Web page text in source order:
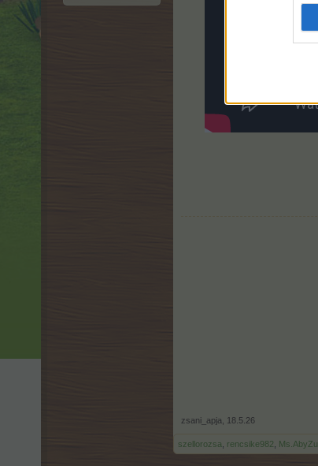
zsani_apja 18.5.26
szellorozsa rencsike982 Ms.AbyZu